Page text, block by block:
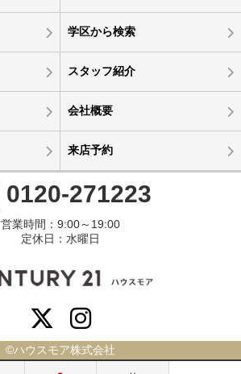
学区から検索
スタッフ紹介
会社概要
来店予約
0120-271223
営業時間：9:00～19:00
定休日：水曜日
©ハウスモア株式会社